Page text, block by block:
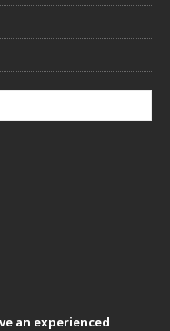
an experienced